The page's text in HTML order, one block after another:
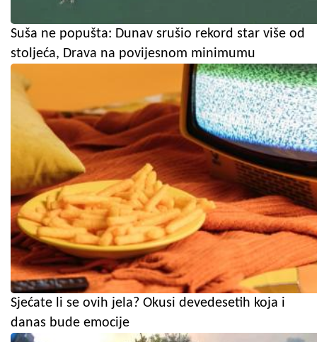
Suša ne popušta: Dunav srušio rekord star više od
stoljeća, Drava na povijesnom minimumu
Sjećate li se ovih jela? Okusi devedesetih koja i
danas bude emocije